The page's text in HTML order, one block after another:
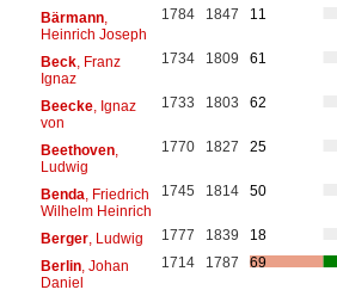
Bärmann,
Heinrich Joseph
1784 1847 11
Beck, Franz
Ignaz
1734 1809 61
Beecke, Ignaz
von
1733 1803 62
Beethoven,
Ludwig
1770 1827 25
Benda , Friedrich
Wilhelm Heinrich
1745 1814 50
Berger, Ludwig 1777 1839
18
Berlin, Johan
Daniel
1714 1787 69